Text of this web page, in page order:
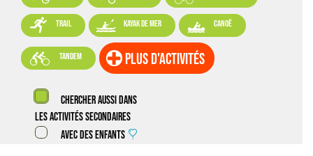
 trail  kayak de mer  canoë
 tandem plus d'activités
Chercher aussi dans
les activités secondaires
Avec des enfants